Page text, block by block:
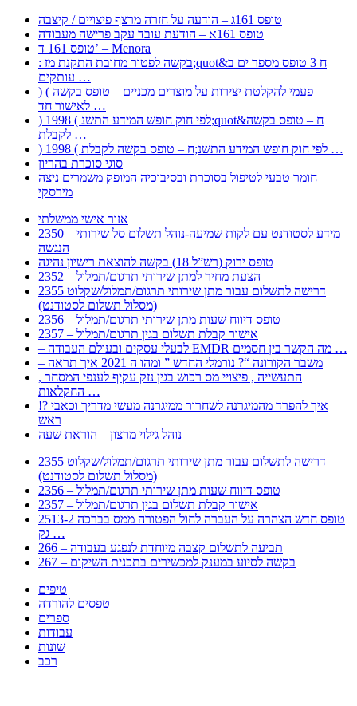
טופס 161ג – הודעה על חזרה מרצף פיצויים / קיצבה
טופס 161א – הודעת עובד עקב פרישה מעבודה
טופס 161 ד’ – Menora
: בקשה לפטור מחובת התקנת מז;quot&ח 3 טופס מספר ים ב
עותקים …
) ( פעמי להקלטת יצירות על מוצרים מכניים – טופס בקשה
לאישור חד …
) 1998 ( לפי חוק חופש המידע התשנ;quot&ח – טופס בקשה
לקבלת …
) 1998 ( לפי חוק חופש המידע התשנ;ח – טופס בקשה לקבלת …
סוגי סוכרת בהריון
חומר טבעי לטיפול בסוכרת ובסיבוכיה המופק משמרים ניצה
מירסקי
אזור אישי ממשלתי
2350 – מידע לסטודנט עם לקות שמיעה-נוהל תשלום סל שירותי
הנגשה
טופס ירוק (רש”ל 18) בקשה להוצאת רישיון נהיגה
2352 – הצעת מחיר למתן שירותי תרגום/תמלול
2355 דרישה לתשלום עבור מתן שירותי תרגום/תמלול/שקלוט
(מסלול תשלום לסטודנט)
2356 – טופס דיווח שעות מתן שירותי תרגום/תמלול
2357 – אישור קבלת תשלום בגין תרגום/תמלול
– לבעלי עסקים ובעולם העבודה EMDR מה הקשר בין חסמים …
– משבר הקורונה “? נורמלי החדש ” ומהו ה 2021 איך תראה
, התעשייה , פיצויי מס רכוש בגין נזק עקיף לענפי המסחר
החקלאות …
!? איך להפרד מהמיגרנה לשחרור ממיגרנה מעשי מדריך וכאבי
ראש
נוהל גילוי מרצון – הוראת שעה
2355 דרישה לתשלום עבור מתן שירותי תרגום/תמלול/שקלוט
(מסלול תשלום לסטודנט)
2356 – טופס דיווח שעות מתן שירותי תרגום/תמלול
2357 – אישור קבלת תשלום בגין תרגום/תמלול
2513-2 טופס חדש הצהרה על העברה לחול הפטורה ממס בברכה
גק …
266 – תביעה לתשלום קצבה מיוחדת לנפגע בעבודה
267 – בקשה לסיוע במענק למכשירים בתכנית השיקום
טיפים
טפסים להורדה
ספרים
עבודות
שונות
רכב